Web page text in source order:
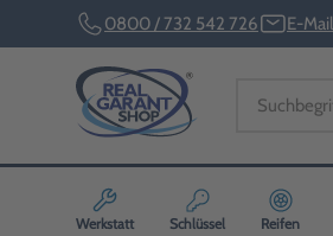
0800 / 732 542 726 E-Mail
Werkstatt Schlüssel Reifen